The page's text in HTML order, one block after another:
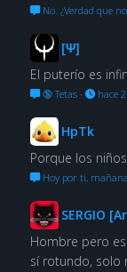
No. ¿Verdad que
[Ψ]
El puterío es
🔞 Tetas· hace
HpTk
Porque los
Hoy por ti,
SERGIO
Hombre pero
sí rotundo, solo